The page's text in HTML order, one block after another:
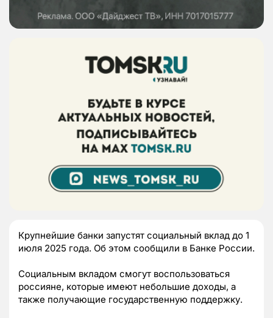
Крупнейшие банки запустят социальный вклад до 1
июля 2025 года. Об этом сообщили в Банке России.
Социальным вкладом смогут воспользоваться
россияне, которые имеют небольшие доходы, а
также получающие государственную поддержку.